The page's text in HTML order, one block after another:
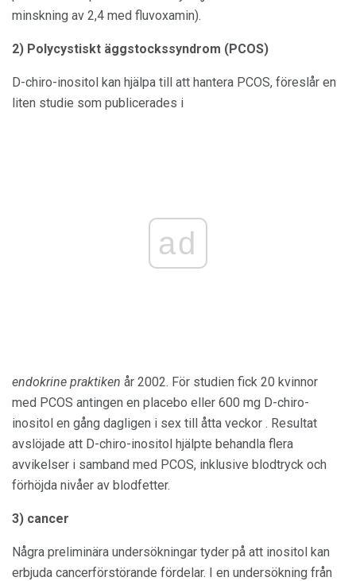
minskning av 2,4 med fluvoxamin).
2) Polycystiskt äggstockssyndrom (PCOS)
D-chiro-inositol kan hjälpa till att hantera PCOS, föreslår en
liten studie som publicerades i
ad
endokrine praktiken år 2002. För studien fick 20 kvinnor
med PCOS antingen en placebo eller 600 mg D-chiro-
inositol en gång dagligen i sex till åtta veckor . Resultat
avslöjade att D-chiro-inositol hjälpte behandla flera
avvikelser i samband med PCOS, inklusive blodtryck och
förhöjda nivåer av blodfetter.
3) cancer
Några preliminära undersökningar tyder på att inositol kan
erbjuda cancerförstörande fördelar. I en undersökning från